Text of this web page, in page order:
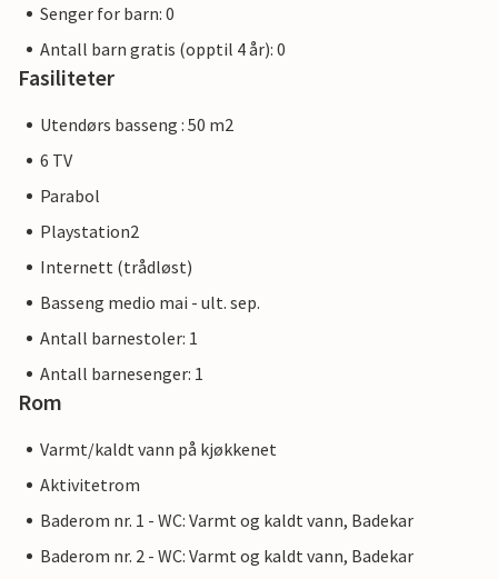
Senger for barn: 0
Antall barn gratis (opptil 4 år): 0
Fasiliteter
Utendørs basseng : 50 m2
6 TV
Parabol
Playstation2
Internett (trådløst)
Basseng medio mai - ult. sep.
Antall barnestoler: 1
Antall barnesenger: 1
Rom
Varmt/kaldt vann på kjøkkenet
Aktivitetrom
Baderom nr. 1 - WC: Varmt og kaldt vann, Badekar
Baderom nr. 2 - WC: Varmt og kaldt vann, Badekar